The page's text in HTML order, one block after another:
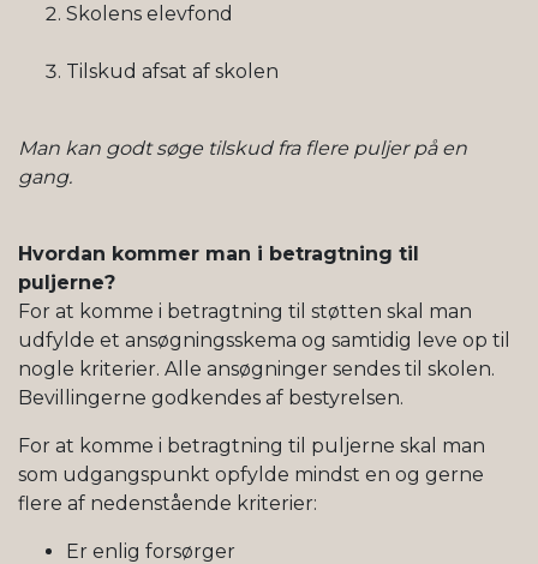
Skolens elevfond
Tilskud afsat af skolen
Man kan godt søge tilskud fra flere puljer på en
gang.
Hvordan kommer man i betragtning til
puljerne?
For at komme i betragtning til støtten skal man
udfylde et ansøgningsskema og samtidig leve op til
nogle kriterier. Alle ansøgninger sendes til skolen.
Bevillingerne godkendes af bestyrelsen.
For at komme i betragtning til puljerne skal man
som udgangspunkt opfylde mindst en og gerne
flere af nedenstående kriterier:
Er enlig forsørger